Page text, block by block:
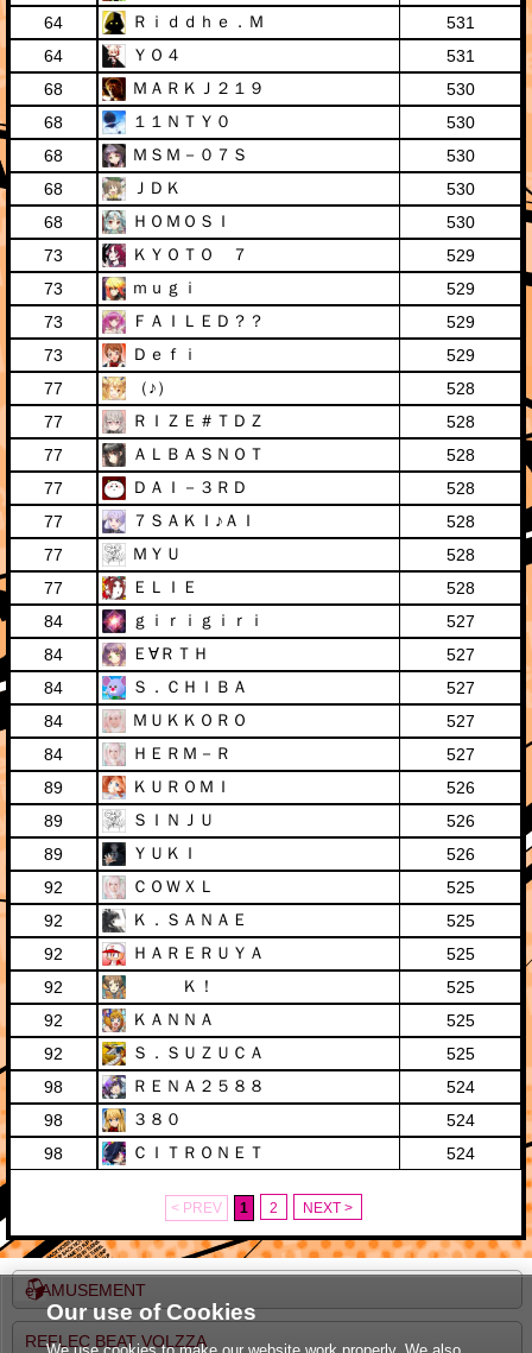
64
Ｒｉｄｄｈｅ．Ｍ
531
64
ＹＯ４
531
68
ＭＡＲＫＪ２１９
530
68
１１ＮＴＹ０
530
68
ＭＳＭ－０７Ｓ
530
68
ＪＤＫ
530
68
ＨＯＭＯＳＩ
530
73
ＫＹＯＴＯ ７
529
73
ｍｕｇｉ
529
73
ＦＡＩＬＥＤ？？
529
73
Ｄｅｆｉ
529
77
（♪）
528
77
ＲＩＺＥ＃ＴＤＺ
528
77
ＡＬＢＡＳＮＯＴ
528
77
ＤＡＩ－３ＲＤ
528
77
７ＳＡＫＩ♪ＡＩ
528
77
ＭＹＵ
528
77
ＥＬＩＥ
528
84
ｇｉｒｉｇｉｒｉ
527
84
Ｅ∀ＲＴＨ
527
84
Ｓ．ＣＨＩＢＡ
527
84
ＭＵＫＫＯＲＯ
527
84
ＨＥＲＭ－Ｒ
527
89
ＫＵＲＯＭＩ
526
89
ＳＩＮＪＵ
526
89
ＹＵＫＩ
526
92
ＣＯＷＸＬ
525
92
Ｋ．ＳＡＮＡＥ
525
92
ＨＡＲＥＲＵＹＡ
525
92
Ｋ！
525
92
ＫＡＮＮＡ
525
92
Ｓ．ＳＵＺＵＣＡ
525
98
ＲＥＮＡ２５８８
524
98
３８０
524
98
ＣＩＴＲＯＮＥＴ 524
< PREV 1 2 NEXT >
e-AMUSEMENT
REFLEC BEAT VOLZZA
Our use of Cookies